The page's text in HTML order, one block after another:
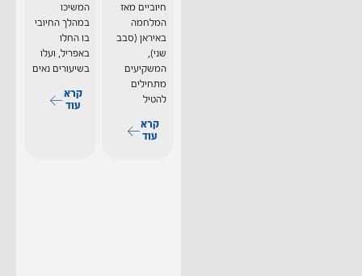
חיוביים מאז
המלחמה
באיראן (סבב
שני),
המשקיעים
מתחילים
להטיל
קרא
עוד
המשיכו
במהלך החיובי
בו החלו
באפריל, ועלו
בשיעורים נאים
קרא
עוד